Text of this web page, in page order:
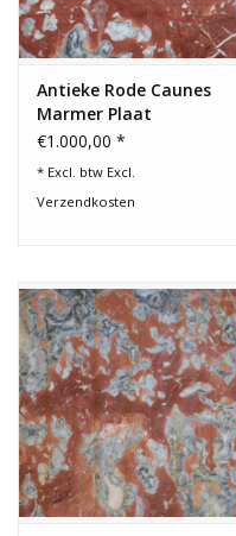
Antieke Rode Caunes
Marmer Plaat
€1.000,00 *
* Excl. btw Excl.
Verzendkosten